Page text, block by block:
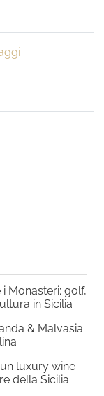
Monasteri: golf,
in Sicilia
& Malvasia
luxury wine
della Sicilia